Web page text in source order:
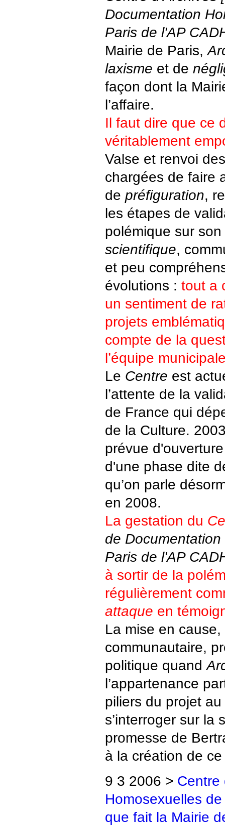
Documentation
Paris de l'AP
Mairie de Paris,
laxisme et de
façon dont la
l’affaire.
Il faut dire que ce
véritablement
Valse et renvoi
chargées de faire
de préfiguration,
les étapes de
polémique sur
scientifique,
et peu
évolutions : tout a
un sentiment de
projets
compte de la
l’équipe
Le Centre est
l’attente de la
de France qui
de la Culture.
prévue
d'une phase dite
qu’on parle
en 2008.
La gestation du
de
Paris de l'AP
à sortir de la
régulièrement
attaque en
La mise en cause,
communautaire,
politique quand
l’appartenance
piliers du projet
s’interroger sur la
promesse de
à la création de
9 3 2006 > Centre
Homosexuelles
que fait la Mairie